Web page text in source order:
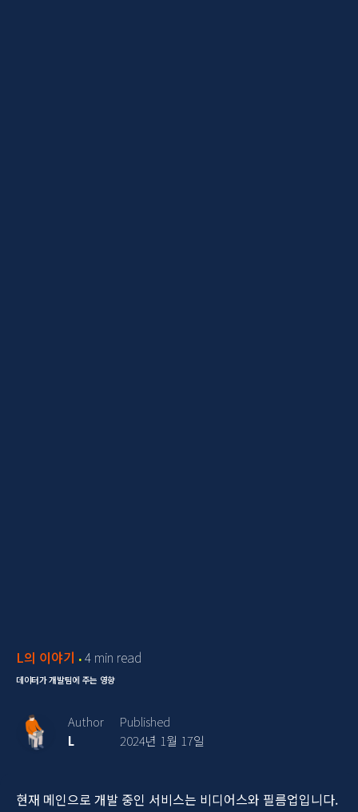
L의 이야기 4 min read
데이터가 개발팀에 주는 영향
Author
L
Published
2024년 1월 17일
현재 메인으로 개발 중인 서비스는 비디어스와 필름업입니다.